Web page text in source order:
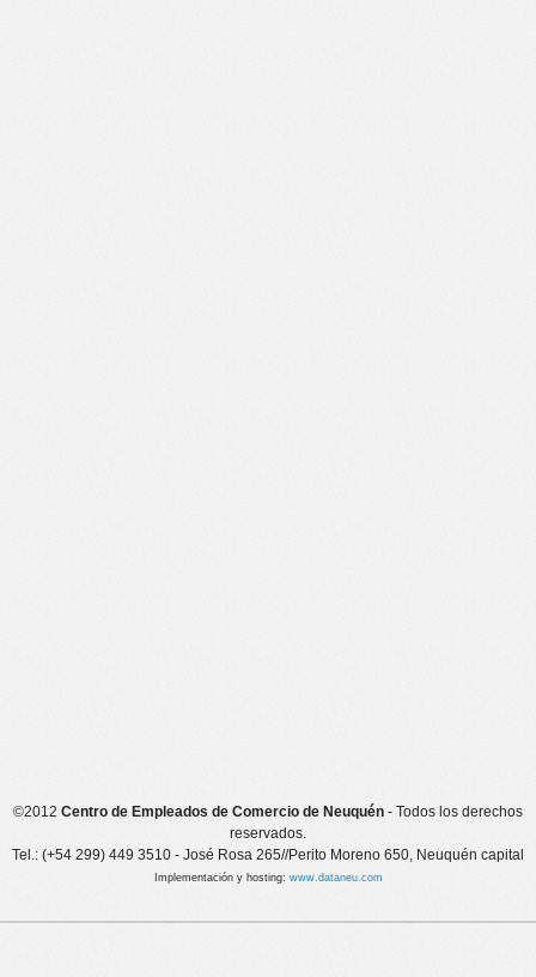
©2012 Centro de Empleados de Comercio de Neuquén - Todos los derechos
reservados.
Tel.: (+54 299) 449 3510 - José Rosa 265//Perito Moreno 650, Neuquén capital
Implementación y hosting: www.dataneu.com